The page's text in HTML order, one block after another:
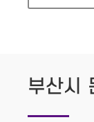
부산시